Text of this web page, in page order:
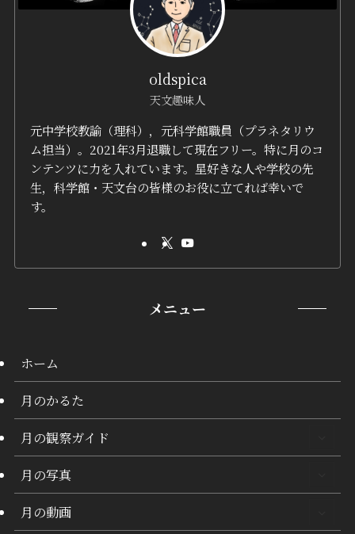
oldspica
天文趣味人
元中学校教諭（理科），元科学館職員（プラネタリウ
ム担当）。2021年3月退職して現在フリー。特に月のコ
ンテンツに力を入れています。星好きな人や学校の先
生，科学館・天文台の皆様のお役に立てれば幸いで
す。
メニュー
ホーム
月のかるた
月の観察ガイド
月の写真
月の動画